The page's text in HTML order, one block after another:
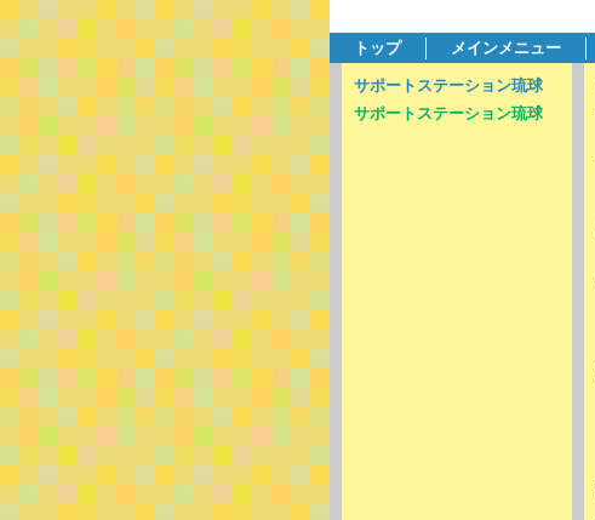
トップ
メインメニュー
サポートステーション琉球
サポートステーション琉球